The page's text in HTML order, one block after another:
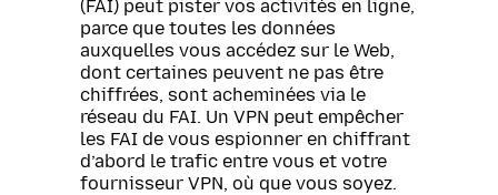
(FAI) peut pister vos activités en ligne,
parce que toutes les données
auxquelles vous accédez sur le Web,
dont certaines peuvent ne pas être
chiffrées, sont acheminées via le
réseau du FAI. Un VPN peut empêcher
les FAI de vous espionner en chiffrant
d’abord le trafic entre vous et votre
fournisseur VPN, où que vous soyez.